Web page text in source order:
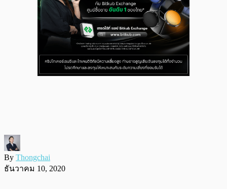
By Thongchai
ธันวาคม 10, 2020